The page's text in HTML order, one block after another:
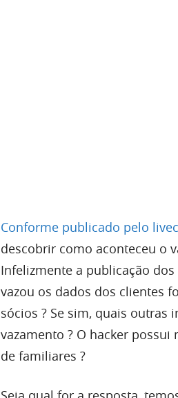
Conforme publicado pelo
descobrir como aconteceu o
Infelizmente a publicação
vazou os dados dos clientes
sócios ? Se sim, quais
vazamento ? O hacker
de familiares ?